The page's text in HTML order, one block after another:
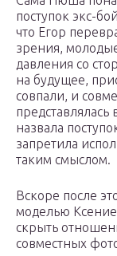
поступок экс-
что Егор
зрения,
давления со
на будущее,
совпали, и
назвала
запретила
таким смыслом.
Вскоре после
моделью
скрыть
совместных